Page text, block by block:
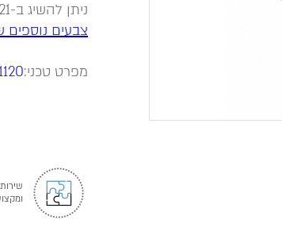
ניתן להשיג ב-21 צבעים
צבעים נוספים
מפרט טכני: